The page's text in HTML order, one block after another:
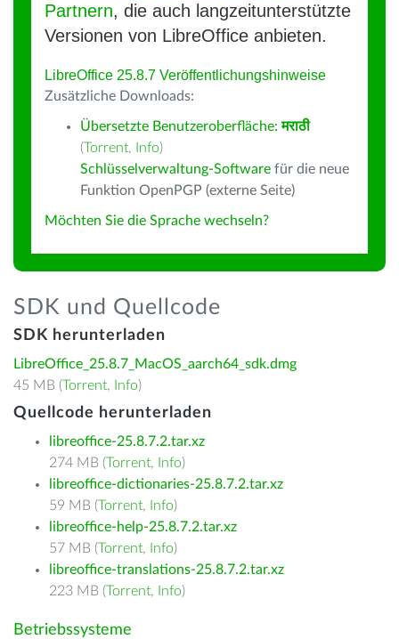
Partnern, die auch langzeitunterstützte
Versionen von LibreOffice anbieten.
LibreOffice 25.8.7 Veröffentlichungshinweise
Zusätzliche Downloads:
Übersetzte Benutzeroberfläche:मराठी
(Torrent, Info)
Schlüsselverwaltung-Software für die neue
Funktion OpenPGP (externe Seite)
Möchten Sie die Sprache wechseln?
SDK und Quellcode
SDK herunterladen
LibreOffice_25.8.7_MacOS_aarch64_sdk.dmg
45 MB (Torrent, Info)
Quellcode herunterladen
libreoffice-25.8.7.2.tar.xz
274 MB (Torrent, Info)
libreoffice-dictionaries-25.8.7.2.tar.xz
59 MB (Torrent, Info)
libreoffice-help-25.8.7.2.tar.xz
57 MB (Torrent, Info)
libreoffice-translations-25.8.7.2.tar.xz
223 MB (Torrent, Info)
Betriebssysteme